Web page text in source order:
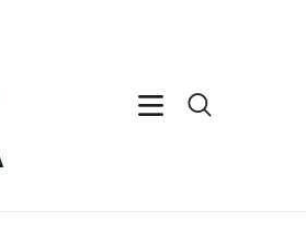
DISEÑO WEB MURCIA